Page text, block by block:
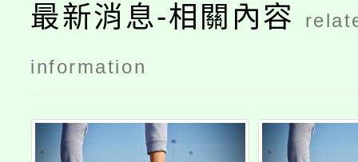
最新消息-相關內容
information